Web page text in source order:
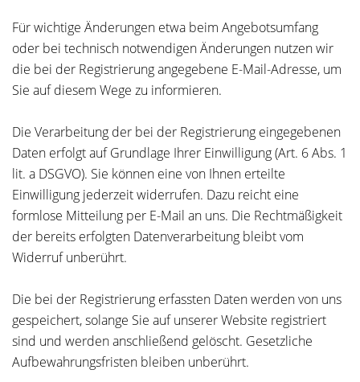
Für wichtige Änderungen etwa beim Angebotsumfang
oder bei technisch notwendigen Änderungen nutzen wir
die bei der Registrierung angegebene E-Mail-Adresse, um
Sie auf diesem Wege zu informieren.
Die Verarbeitung der bei der Registrierung eingegebenen
Daten erfolgt auf Grundlage Ihrer Einwilligung (Art. 6 Abs. 1
lit. a DSGVO). Sie können eine von Ihnen erteilte
Einwilligung jederzeit widerrufen. Dazu reicht eine
formlose Mitteilung per E-Mail an uns. Die Rechtmäßigkeit
der bereits erfolgten Datenverarbeitung bleibt vom
Widerruf unberührt.
Die bei der Registrierung erfassten Daten werden von uns
gespeichert, solange Sie auf unserer Website registriert
sind und werden anschließend gelöscht. Gesetzliche
Aufbewahrungsfristen bleiben unberührt.